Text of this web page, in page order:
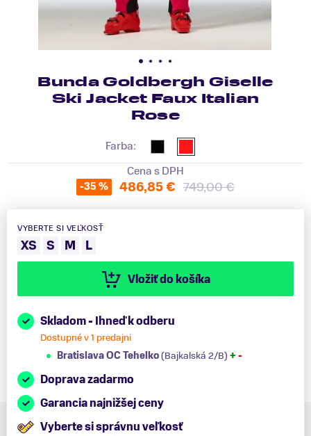
Bunda Goldbergh Giselle
Ski Jacket Faux Italian
Rose
Farba:
Cena s DPH
-35 % 486,85 € 749,00 €
VYBERTE SI VEĽKOSŤ
XS S M L
Vložiť do košíka
Skladom - Ihneď k odberu
Dostupné v 1 predajni
Bratislava OC Tehelko(Bajkalská 2/B) + -
Doprava zadarmo
Garancia najnižšej ceny
Vyberte si správnu veľkosť